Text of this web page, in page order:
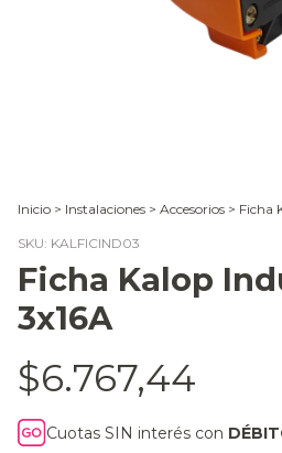
Inicio > Instalaciones > Accesorios > Ficha
SKU: KALFICIND03
Ficha Kalop
3x16A
$6.767,44
Cuotas SIN interés con